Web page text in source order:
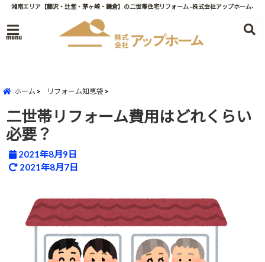
湘南エリア【藤沢・辻堂・茅ヶ崎・鎌倉】の二世帯住宅リフォーム -株式会社アップホーム-
menu
ホーム リフォーム知恵袋
二世帯リフォーム費用はどれくらい
必要？
2021年8月9日
2021年8月7日